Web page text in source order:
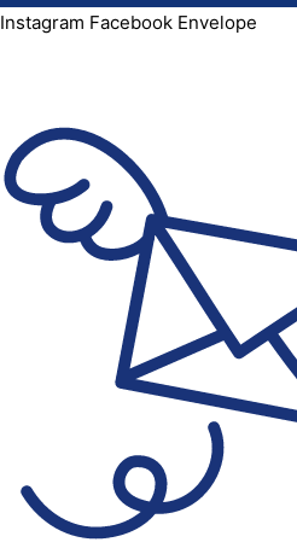
Instagram Facebook Envelope